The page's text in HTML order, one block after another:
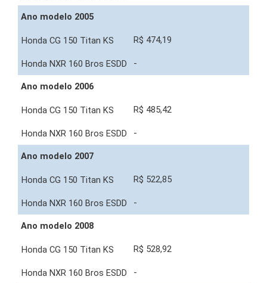
Ano modelo 2005
R$ 474,19
-
Ano modelo 2006
R$ 485,42
-
Ano modelo 2007
R$ 522,85
-
Ano modelo 2008
R$ 528,92
-